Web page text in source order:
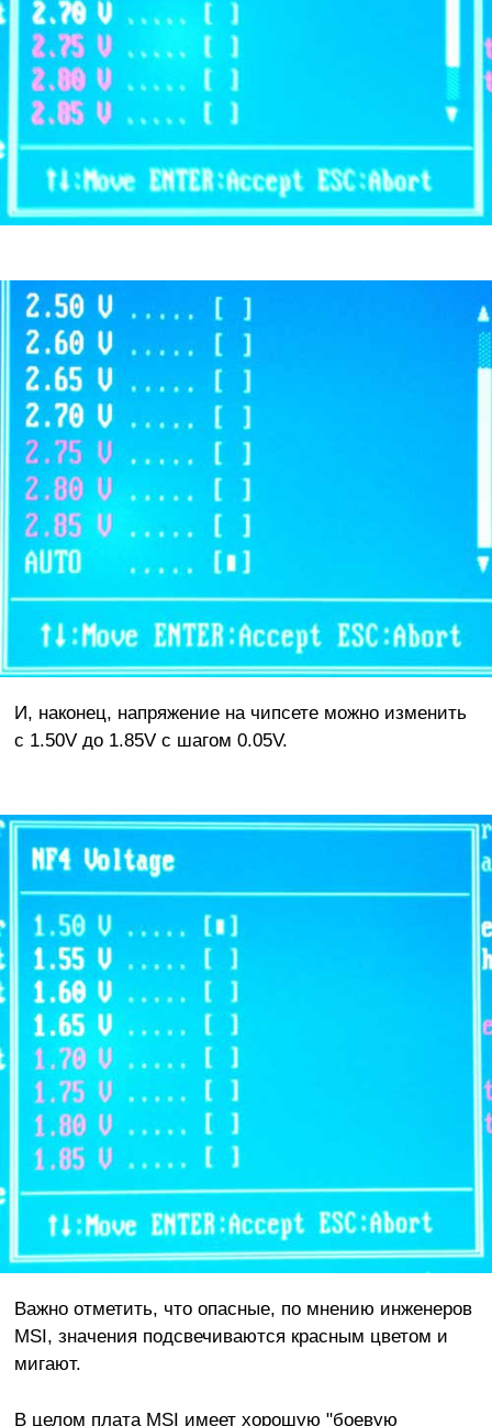
И, наконец, напряжение на чипсете можно изменить
с 1.50V до 1.85V с шагом 0.05V.
Важно отметить, что опасные, по мнению инженеров
MSI, значения подсвечиваются красным цветом и
мигают.
В целом плата MSI имеет хорошую "боевую